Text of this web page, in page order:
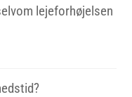
lejeforhøjelsen